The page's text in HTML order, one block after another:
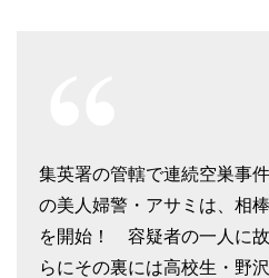
集英署の管轄で連続空巣事
の美人婦警・アサミは、相
を開始！ 容疑者の一人に
らにその裏には高校生・